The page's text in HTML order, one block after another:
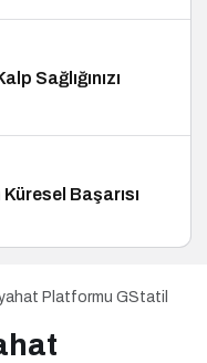
Sağlığınızı
Başarısı
Platformu GStatil